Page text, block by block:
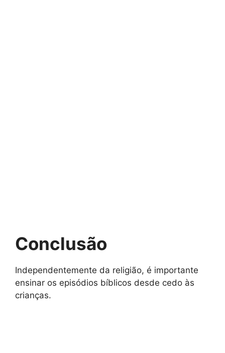
Conclusão
Independentemente da religião, é importante
ensinar os episódios bíblicos desde cedo às
crianças.